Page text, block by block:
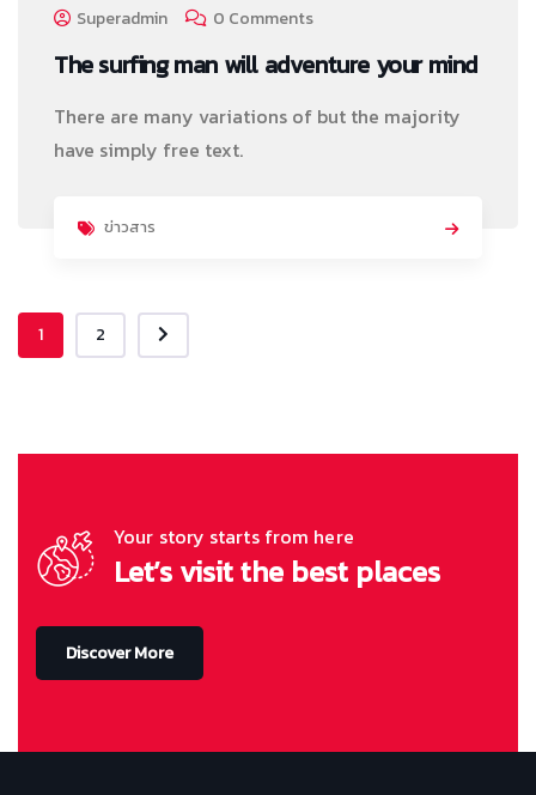
Superadmin 0 Comments
The surfing man will adventure your mind
There are many variations of but the majority
have simply free text.
ข่าวสาร
1 2
Your story starts from here
Let’s visit the best places
Discover More